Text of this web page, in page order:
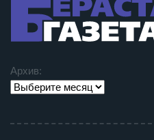
Архив: